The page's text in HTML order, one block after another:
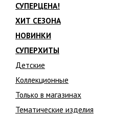
СУПЕРЦЕНА!
ХИТ СЕЗОНА
НОВИНКИ
СУПЕРХИТЫ
Детские
Коллекционные
Только в магазинах
Тематические изделия